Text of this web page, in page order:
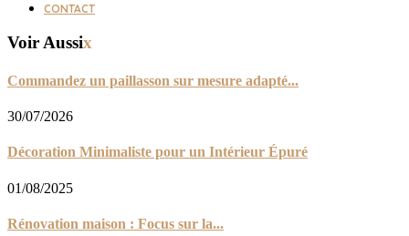
CONTACT
Voir Aussix
Commandez un paillasson sur mesure adapté...
30/07/2026
Décoration Minimaliste pour un Intérieur Épuré
01/08/2025
Rénovation maison : Focus sur la...